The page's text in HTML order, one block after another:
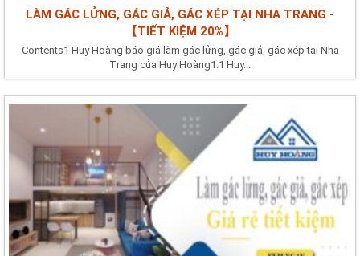
LÀM GÁC LỬNG, GÁC GIẢ, GÁC XÉP TẠI NHA TRANG -
【TIẾT KIỆM 20%】
Contents1 Huy Hoàng báo giá làm gác lửng, gác giả, gác xép tại Nha
Trang của Huy Hoàng1.1 Huy...